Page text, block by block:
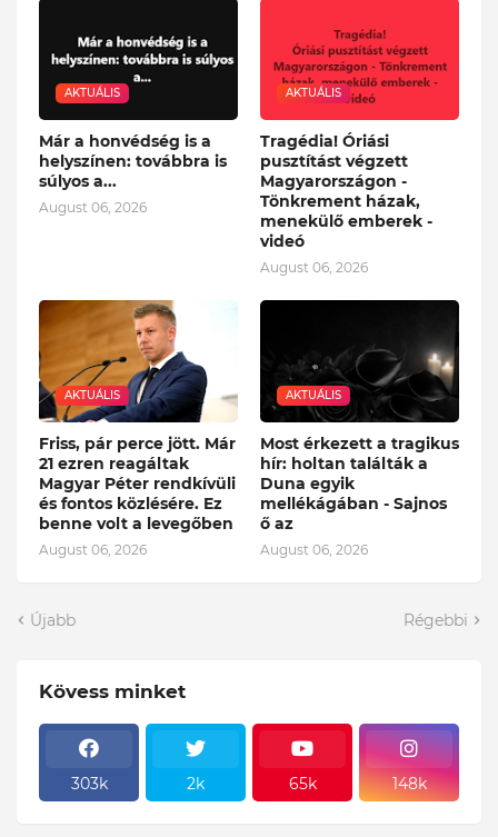
AKTUÁLIS
Már a honvédség is a
helyszínen: továbbra is
súlyos a...
August 06, 2026
AKTUÁLIS
Tragédia! Óriási
pusztítást végzett
Magyarországon -
Tönkrement házak,
menekülő emberek -
videó
August 06, 2026
AKTUÁLIS
Friss, pár perce jött. Már
21 ezren reagáltak
Magyar Péter rendkívüli
és fontos közlésére. Ez
benne volt a levegőben
August 06, 2026
AKTUÁLIS
Most érkezett a tragikus
hír: holtan találták a
Duna egyik
mellékágában - Sajnos
ő az
August 06, 2026
Újabb Régebbi
Kövess minket
303k 2k 65k 148k